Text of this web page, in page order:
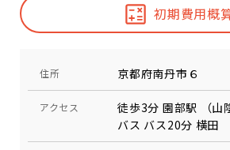
初期費用概
住所 京都府南丹市６
アクセス
徒歩3分 園部駅 （山
バス バス20分 横田